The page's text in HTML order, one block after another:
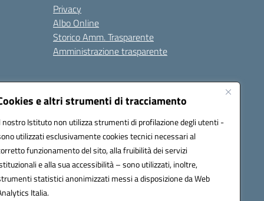
e altri strumenti di tracciamento
nostro Istituto non utilizza strumenti di profilazione degli utenti -
utilizzati esclusivamente cookies tecnici necessari al
funzionamento del sito, alla fruibilità dei servizi
e alla sua accessibilità – sono utilizzati, inoltre,
statistici anonimizzati messi a disposizione da Web
Italia.
Privacy
Albo Online
Storico Amm. Trasparente
Amministrazione trasparente